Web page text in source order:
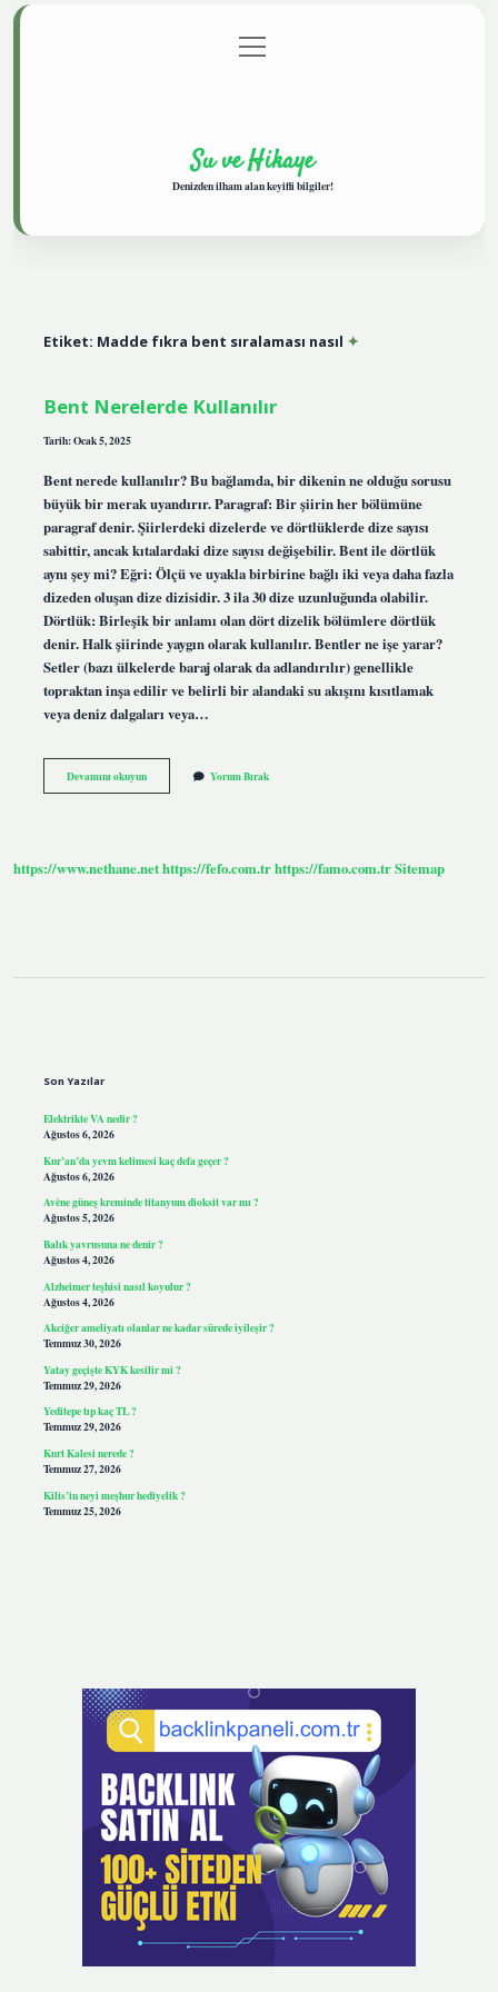
Gizlilik Politikası
menüyü
aç
Su ve Hikaye
Denizden ilham alan keyifli bilgiler!
Etiket: Madde fıkra bent sıralaması nasıl
Bent Nerelerde Kullanılır
Tarih: Ocak 5, 2025
Bent nerede kullanılır? Bu bağlamda, bir dikenin ne olduğu sorusu
büyük bir merak uyandırır. Paragraf: Bir şiirin her bölümüne
paragraf denir. Şiirlerdeki dizelerde ve dörtlüklerde dize sayısı
sabittir, ancak kıtalardaki dize sayısı değişebilir. Bent ile dörtlük
aynı şey mi? Eğri: Ölçü ve uyakla birbirine bağlı iki veya daha fazla
dizeden oluşan dize dizisidir. 3 ila 30 dize uzunluğunda olabilir.
Dörtlük: Birleşik bir anlamı olan dört dizelik bölümlere dörtlük
denir. Halk şiirinde yaygın olarak kullanılır. Bentler ne işe yarar?
Setler (bazı ülkelerde baraj olarak da adlandırılır) genellikle
topraktan inşa edilir ve belirli bir alandaki su akışını kısıtlamak
veya deniz dalgaları veya…
Devamını okuyunBent
Nerelerde
Yorum Bırak
https://www.nethane.nethttps://fefo.com.trhttps://famo.com.trSitemap
Son Yazılar
Elektrikte VA nedir ?
Ağustos 6, 2026
Kur’an’da yevm kelimesi kaç defa geçer ?
Ağustos 6, 2026
Avène güneş kreminde titanyum dioksit var mı ?
Ağustos 5, 2026
Balık yavrusuna ne denir ?
Ağustos 4, 2026
Alzheimer teşhisi nasıl koyulur ?
Ağustos 4, 2026
Akciğer ameliyatı olanlar ne kadar sürede iyileşir ?
Temmuz 30, 2026
Yatay geçişte KYK kesilir mi ?
Temmuz 29, 2026
Yeditepe tıp kaç TL ?
Temmuz 29, 2026
Kurt Kalesi nerede ?
Temmuz 27, 2026
Kilis’in neyi meşhur hediyelik ?
Temmuz 25, 2026